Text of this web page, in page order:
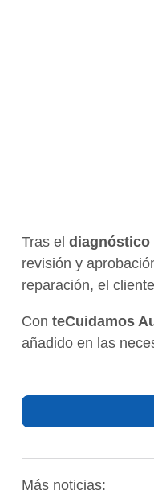
Tras el diagnóstico
revisión y
reparación, el
Con teCuidamos
añadido en las
Más noticias: